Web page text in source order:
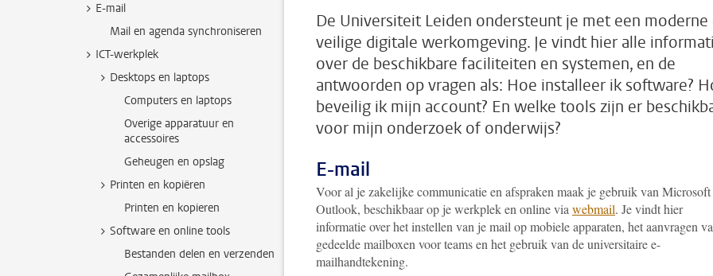
E-mail
Mail en agenda synchroniseren
ICT-werkplek
Desktops en laptops
Computers en laptops
Overige apparatuur en
accessoires
Geheugen en opslag
Printen en kopiëren
Printen en kopieren
Software en online tools
Bestanden delen en verzenden
De Universiteit Leiden ondersteunt je met een moderne
veilige digitale werkomgeving. Je vindt hier alle
over de beschikbare faciliteiten en systemen, en de
antwoorden op vragen als: Hoe installeer ik software?
beveilig ik mijn account? En welke tools zijn er
voor mijn onderzoek of onderwijs?
E-mail
Voor al je zakelijke communicatie en afspraken maak je gebruik van Microsoft
Outlook, beschikbaar op je werkplek en online via webmail. Je vindt hier
informatie over het instellen van je mail op mobiele apparaten, het aanvragen
gedeelde mailboxen voor teams en het gebruik van de universitaire e-
mailhandtekening.